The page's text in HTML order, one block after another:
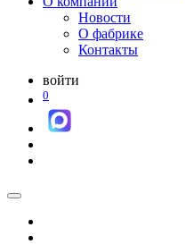
Новости
О фабрике
Контакты
войти
0